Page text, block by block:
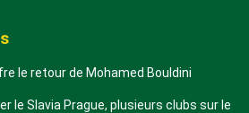
le retour de Mohamed Bouldini
le Slavia Prague, plusieurs clubs sur le